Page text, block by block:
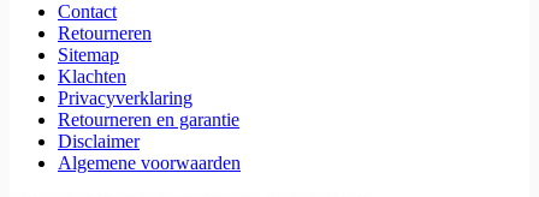
Contact
Retourneren
Sitemap
Klachten
Privacyverklaring
Retourneren en garantie
Disclaimer
Algemene voorwaarden